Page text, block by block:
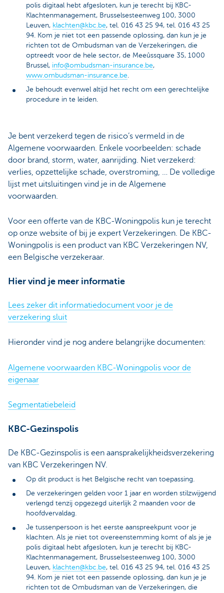
polis digitaal hebt afgesloten, kun je terecht bij KBC-
Klachtenmanagement, Brusselsesteenweg 100, 3000
Leuven, klachten@kbc.be, tel. 016 43 25 94, tel. 016 43 25
94. Kom je niet tot een passende oplossing, dan kun je je
richten tot de Ombudsman van de Verzekeringen, die
optreedt voor de hele sector, de Meeûssquare 35, 1000
Brussel, info@ombudsman-insurance.be,
www.ombudsman-insurance.be.
Je behoudt evenwel altijd het recht om een gerechtelijke
procedure in te leiden.
Je bent verzekerd tegen de risico’s vermeld in de
Algemene voorwaarden. Enkele voorbeelden: schade
door brand, storm, water, aanrijding. Niet verzekerd:
verlies, opzettelijke schade, overstroming, … De volledige
lijst met uitsluitingen vind je in de Algemene
voorwaarden.
Voor een offerte van de KBC-Woningpolis kun je terecht
op onze website of bij je expert Verzekeringen. De KBC-
Woningpolis is een product van KBC Verzekeringen NV,
een Belgische verzekeraar.
Hier vind je meer informatie
Lees zeker dit informatiedocument voor je de
verzekering sluit
Hieronder vind je nog andere belangrijke documenten:
Algemene voorwaarden KBC-Woningpolis voor de
eigenaar
Segmentatiebeleid
KBC-Gezinspolis
De KBC-Gezinspolis is een aansprakelijkheidsverzekering
van KBC Verzekeringen NV.
Op dit product is het Belgische recht van toepassing.
De verzekeringen gelden voor 1 jaar en worden stilzwijgend
verlengd tenzij opgezegd uiterlijk 2 maanden voor de
hoofdvervaldag.
Je tussenpersoon is het eerste aanspreekpunt voor je
klachten. Als je niet tot overeenstemming komt of als je je
polis digitaal hebt afgesloten, kun je terecht bij KBC-
Klachtenmanagement, Brusselsesteenweg 100, 3000
Leuven, klachten@kbc.be, tel. 016 43 25 94, tel. 016 43 25
94. Kom je niet tot een passende oplossing, dan kun je je
richten tot de Ombudsman van de Verzekeringen, die